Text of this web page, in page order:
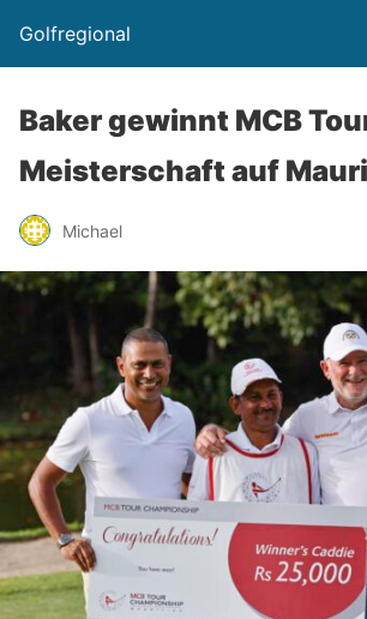
Golfregional
Baker gewinnt MCB
Meisterschaft auf
Michael